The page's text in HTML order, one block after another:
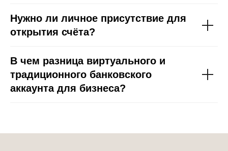
Нужно ли личное присутствие для
открытия счёта?
В чем разница виртуального и
традиционного банковского
аккаунта для бизнеса?